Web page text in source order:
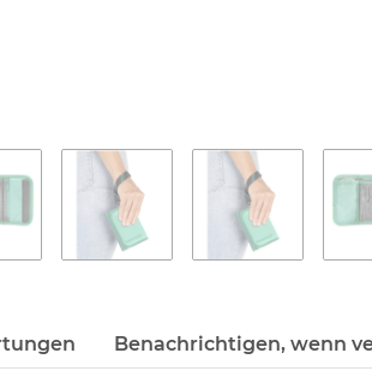
Benachrichtigen, wenn